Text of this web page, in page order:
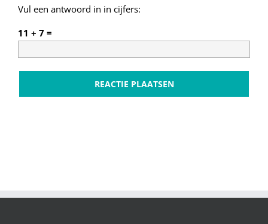
Vul een antwoord in in cijfers:
11 + 7 =